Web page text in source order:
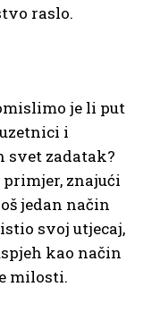
raslo.
je li put
i
svet zadatak?
znajući
jedan način
svoj utjecaj,
kao način
milosti.